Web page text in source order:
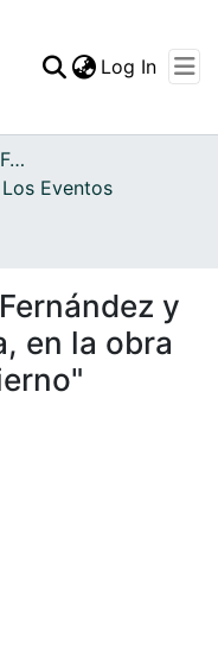
Statistics
Log In
Archivo del Patrimonio Fotográfico y Fílmico del Valle del Cauca
Los Eventos
y
en la obra